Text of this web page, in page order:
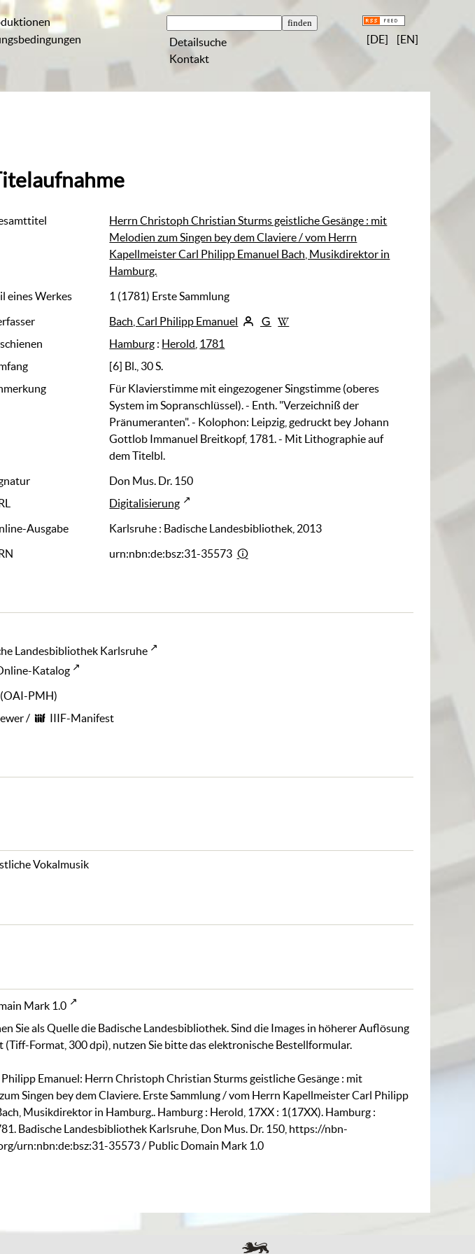
Detailsuche
Kontakt
[DE] [EN]
Herrn Christoph Christian Sturms geistliche Gesänge : mit
Melodien zum Singen bey dem Claviere / vom Herrn
Kapellmeister Carl Philipp Emanuel Bach, Musikdirektor in
Hamburg.
eines Werkes
1 (1781) Erste Sammlung
Bach, Carl Philipp Emanuel
Hamburg : Herold 1781
[6] Bl., 30 S.
Für Klavierstimme mit eingezogener Singstimme (oberes
System im Sopranschlüssel). - Enth. "Verzeichniß der
Pränumeranten". - Kolophon: Leipzig, gedruckt bey Johann
Gottlob Immanuel Breitkopf, 1781. - Mit Lithographie auf
dem Titelbl.
Don Mus. Dr. 150
Digitalisierung
Ausgabe
Karlsruhe : Badische Landesbibliothek, 2013
urn:nbn:de:bsz:31-35573
Landesbibliothek Karlsruhe
Katalog
(OAI-PMH)
/ IIIF-Manifest
Vokalmusik
Mark 1.0
Sie als Quelle die Badische Landesbibliothek. Sind die Images in höherer Auflösung
(Tiff-Format, 300 dpi), nutzen Sie bitte daselektronische Bestellformular.
Philipp Emanuel: Herrn Christoph Christian Sturms geistliche Gesänge : mit
Singen bey dem Claviere. Erste Sammlung / vom Herrn Kapellmeister Carl Philipp
Musikdirektor in Hamburg.. Hamburg : Herold, 17XX : 1(17XX). Hamburg :
Badische Landesbibliothek Karlsruhe, Don Mus. Dr. 150 https://nbn-
urn:nbn:de:bsz:31-35573/ Public Domain Mark 1.0